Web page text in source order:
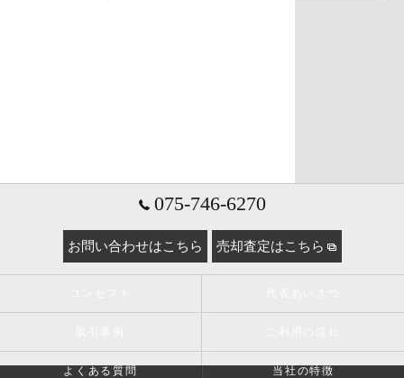
075-746-6270
お問い合わせはこちら 売却査定はこちら
よくある質問 当社の特徴